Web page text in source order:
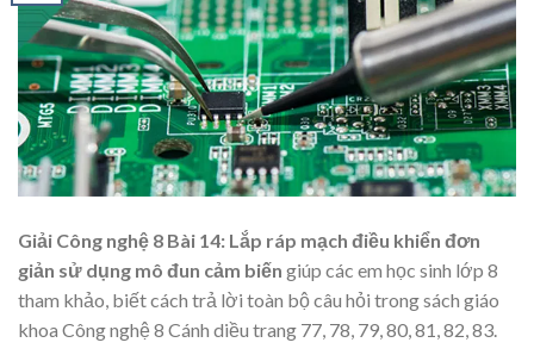
Giải Công nghệ 8 Bài 14: Lắp ráp mạch điều khiển đơn
giản sử dụng mô đun cảm biến giúp các em học sinh lớp 8
tham khảo, biết cách trả lời toàn bộ câu hỏi trong sách giáo
khoa Công nghệ 8 Cánh diều trang 77, 78, 79, 80, 81, 82, 83.